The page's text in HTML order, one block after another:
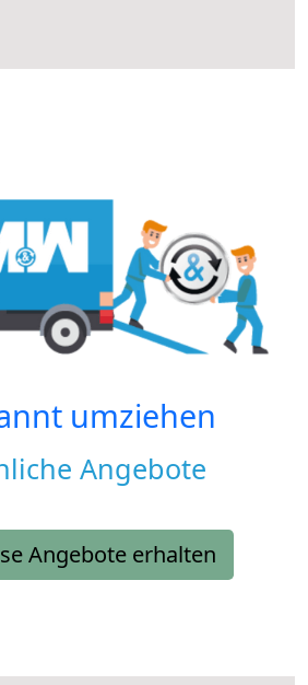
umziehen
Angebote
Angebote erhalten